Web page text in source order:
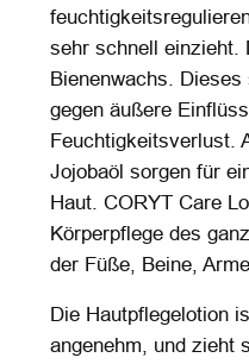
sehr schnell einzieht.
Bienenwachs.
gegen äußere
Feuchtigkeitsverlust.
Jojobaöl sorgen für
Haut. CORYT Care
Körperpflege des
der Füße, Beine,
Die Hautpflegelotion
angenehm, und zieht